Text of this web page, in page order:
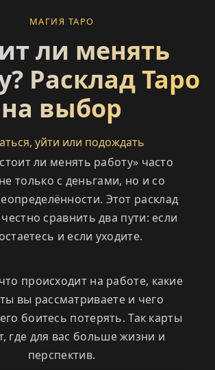
МАГИЯ ТАРО
ли менять
Расклад Таро
на выбор
уйти или подождать
ли менять работу» часто
только с деньгами, но и со
Этот расклад
сравнить два пути: если
и если уходите.
происходит на работе, какие
вы рассматриваете и чего
боитесь потерять. Так карты
где для вас больше жизни и
перспектив.